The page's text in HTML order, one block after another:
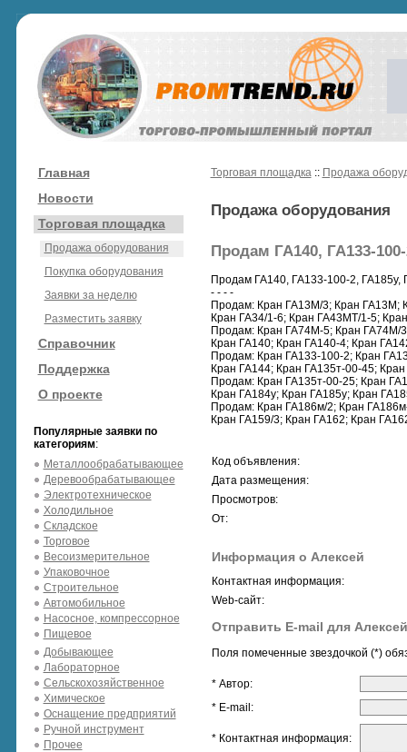
Главная
Новости
Торговая площадка
Продажа оборудования
Покупка оборудования
Заявки за неделю
Разместить заявку
Справочник
Поддержка
О проекте
Популярные заявки по
категориям:
Металлообрабатывающее
Деревообрабатывающее
Электротехническое
Холодильное
Складское
Торговое
Весоизмерительное
Упаковочное
Строительное
Автомобильное
Насосное, компрессорное
Пищевое
Добывающее
Лабораторное
Сельскохозяйственное
Химическое
Оснащение предприятий
Ручной инструмент
Прочее
Торговая площадка:: Продажа
Продажа оборудования
Продам ГА140, ГА133-
Продам ГА140, ГА133-100-2, ГА185у,
- - - -
Продам: Кран ГА13М/3; Кран ГА13M;
Кран ГА34/1-6; Кран ГА43MT/1-5;
Продам: Кран ГА74M-5; Кран ГА74М/
Кран ГА140; Кран ГА140-4; Кран
Продам: Кран ГА133-100-2; Кран
Кран ГА144; Кран ГА135т-00-45;
Продам: Кран ГА135т-00-25; Кран
Кран ГА184у; Кран ГА185у; Кран
Продам: Кран ГА186м/2; Кран
Кран ГА159/3; Кран ГА162; Кран
Код объявления:
Дата размещения:
Просмотров:
От:
Информация о Алексей
Контактная информация:
Web-сайт:
Отправить E-mail для Алексей
Поля помеченные звездочкой (*)
* Автор:
* E-mail:
* Контактная информация: